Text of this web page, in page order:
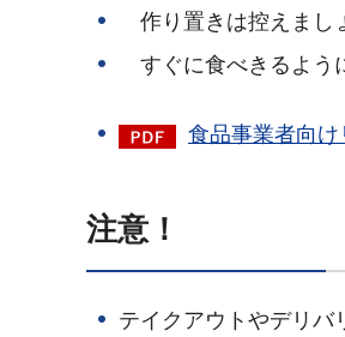
作り置きは控えまし
すぐに食べきるよう
食品事業者向け
注意！
テイクアウトやデリバ